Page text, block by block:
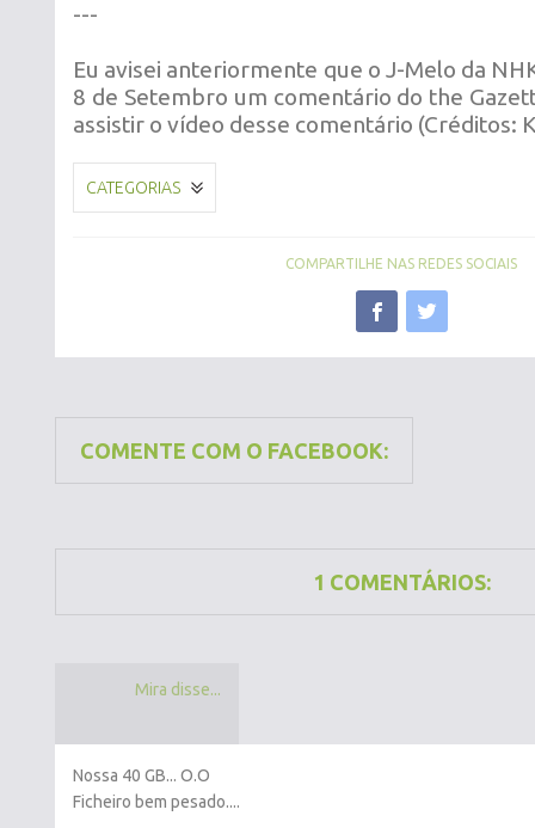
---
Eu avisei anteriormente que o J-Melo da
8 de Setembro um comentário do the
assistir o vídeo desse comentário (Créditos:
CATEGORIAS
COMPARTILHE NAS REDES SOCIAIS
COMENTE COM O FACEBOOK:
1 COMENTÁRIOS:
Mira disse...
Nossa 40 GB... O.O
Ficheiro bem pesado....